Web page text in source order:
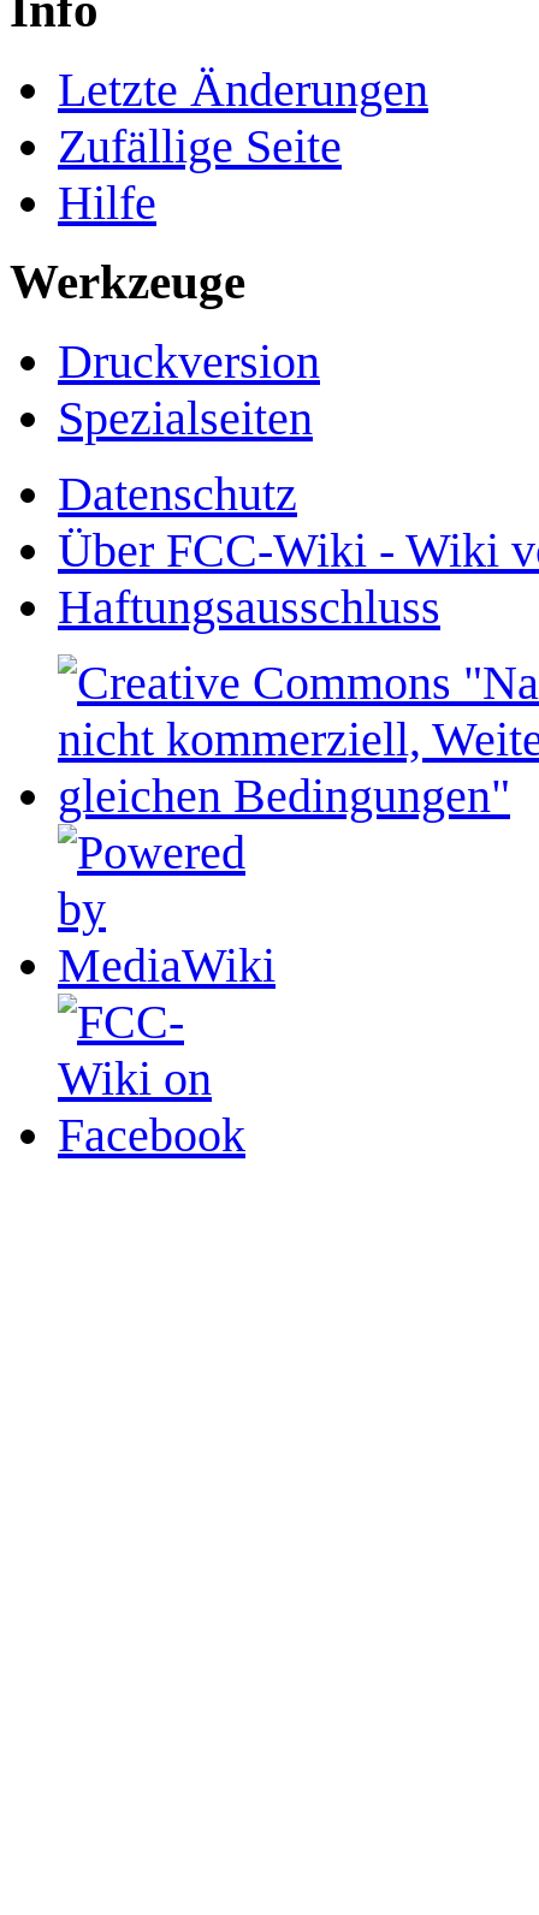
Letzte Änderungen
Zufällige Seite
Hilfe
Werkzeuge
Druckversion
Spezialseiten
Datenschutz
Über FCC-Wiki - Wiki
Haftungsausschluss